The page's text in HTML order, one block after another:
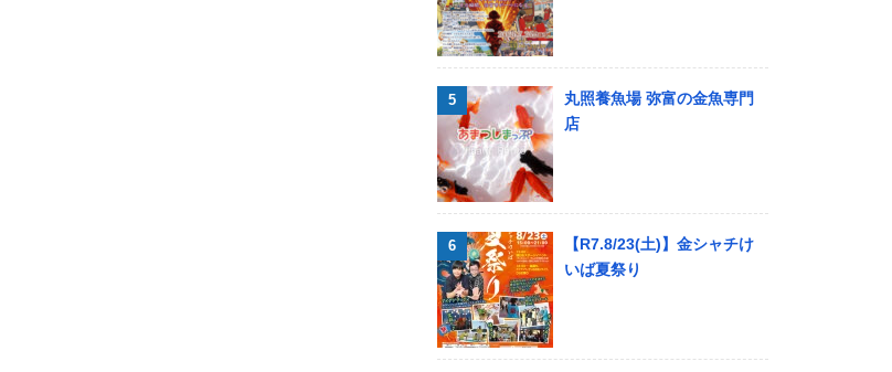
丸照養魚場 弥富の金魚専門
店
【R7.8/23(土)】金シャチけ
いば夏祭り